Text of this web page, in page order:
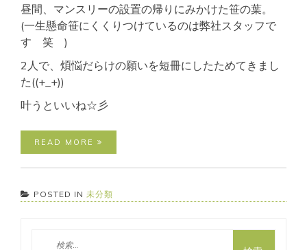
昼間、マンスリーの設置の帰りにみかけた笹の葉。
(一生懸命笹にくくりつけているのは弊社スタッフで
す 笑 )
2人で、煩悩だらけの願いを短冊にしたためてきまし
た((+_+))
叶うといいね☆彡
READ MORE
POSTED IN 未分類